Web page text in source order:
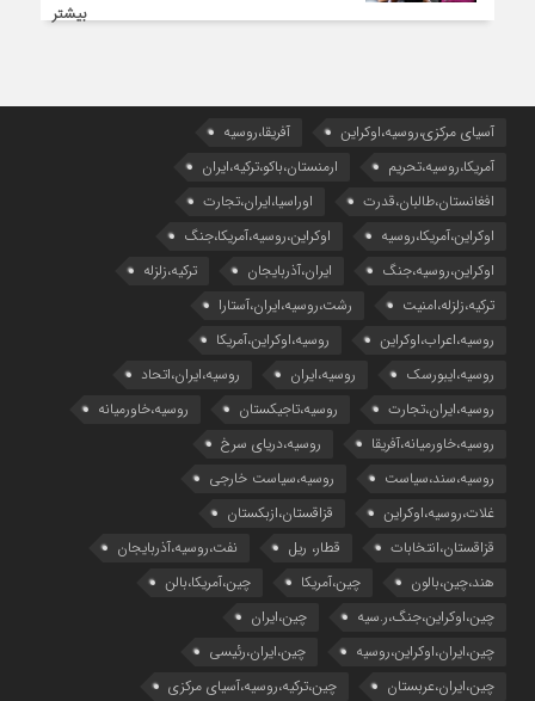
بیشتر
آسیای مرکزی،روسیه،اوکراین
آفریقا،روسیه
آمریکا،روسیه،تحریم
ارمنستان،باکو،ترکیه،ایران
افغانستان،طالبان،قدرت
اوراسیا،ایران،تجارت
اوکراین،آمریکا،روسیه
اوکراین،روسیه،آمریکا،جنگ
اوکراین،روسیه،جنگ
ایران،آذربایجان
ترکیه،زلزله
ترکیه،زلزله،امنیت
رشت،روسیه،ایران،آستارا
روسیه،اعراب،اوکراین
روسیه،اوکراین،آمریکا
روسیه،ایبورسک
روسیه،ایران
روسیه،ایران،اتحاد
روسیه،ایران،تجارت
روسیه،تاجیکستان
روسیه،خاورمیانه
روسیه،خاورمیانه،آفریقا
روسیه،دریای سرخ
روسیه،سند،سیاست
روسیه،سیاست خارجی
غلات،روسیه،اوکراین
قزاقستان،ازبکستان
قزاقستان،انتخابات
قطار، ریل
نفت،روسیه،آذربایجان
هند،چین،بالون
چین،آمریکا
چین،آمریکا،بالن
چین،اوکراین،جنگ،ر.سیه
چین،ایران
چین،ایران،اوکراین،روسیه
چین،ایران،رئیسی
چین،ایران،عربستان
چین،ترکیه،روسیه،آسیای مرکزی